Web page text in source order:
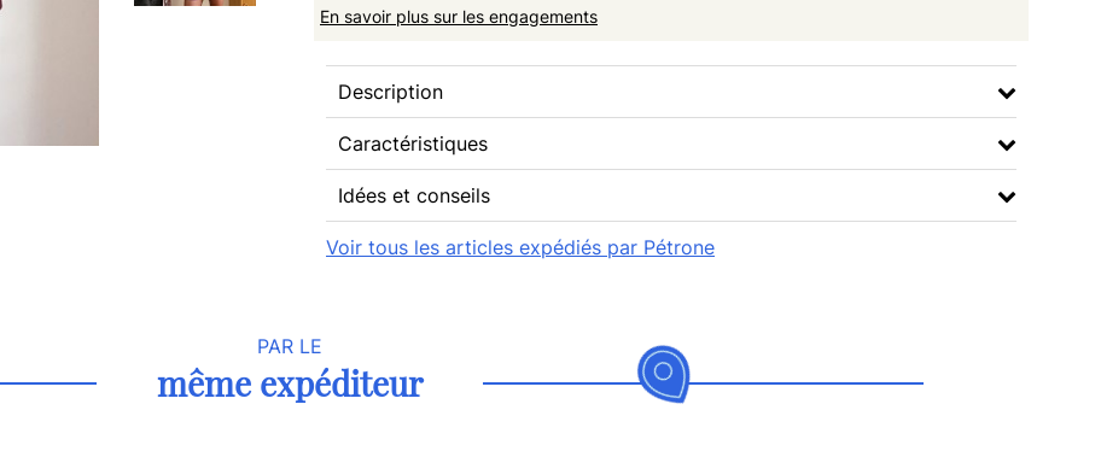
En savoir plus sur les engagements
Description
Caractéristiques
Idées et conseils
Voir tous les articles expédiés par Pétrone
PAR LE
même expéditeur